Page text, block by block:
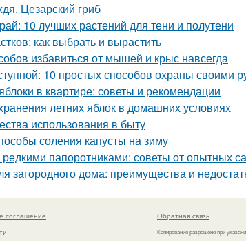
Цезарский гриб
10 лучших растений для тени и полутени
как выбрать и вырастить
избавиться от мышей и крыс навсегда
10 простых способов охраны своими
в квартире: советы и рекомендации
летних яблок в домашних условиях
использования в быту
соления капусты на зиму
папоротниками: советы от опытных
загородного дома: преимущества и
соглашение
Обратная связь
Копирование разрешено при